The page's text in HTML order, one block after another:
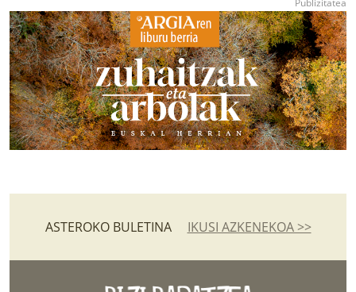
ASTEROKO BULETINA IKUSI AZKENEKOA >>